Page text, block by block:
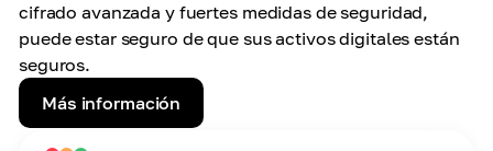
cifrado avanzada y fuertes medidas de seguridad,
puede estar seguro de que sus activos digitales están
seguros.
Más información